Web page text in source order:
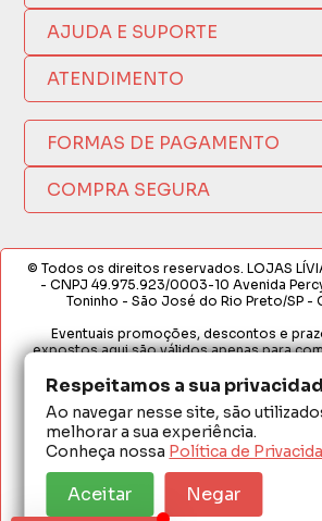
Respeitamos a sua
Ao navegar nesse site, são
melhorar a sua experiência.
Conheça nossa Política de
Aceitar Negar
Quem Somos
Compra Segura
Como Comprar
Nossas Lojas
Política de Privacidade
AJUDA E SUPORTE
Nosso Aplicativo
Trocas e Devoluções
Formas de Pagamento
Fretes e Entregas
Fabricantes
Termos de Compra e Venda
ATENDIMENTO
(17) 3209-9595
sacweb@lojaslivia.com.br
FORMAS DE PAGAMENTO
COMPRA SEGURA
© Todos os direitos reservados. LOJAS
- CNPJ 49.975.923/0003-10 Avenida
Toninho - São José do Rio Preto/SP -
Eventuais promoções, descontos e
expostos aqui são válidos apenas para
Loja. É proibida a utilização total ou parcial
Em caso de divergência de preços no site,
Carrinho de Compras. Preços e
exclusivos para compras via internet.
término de nossos estoques para
análise e confirmação de